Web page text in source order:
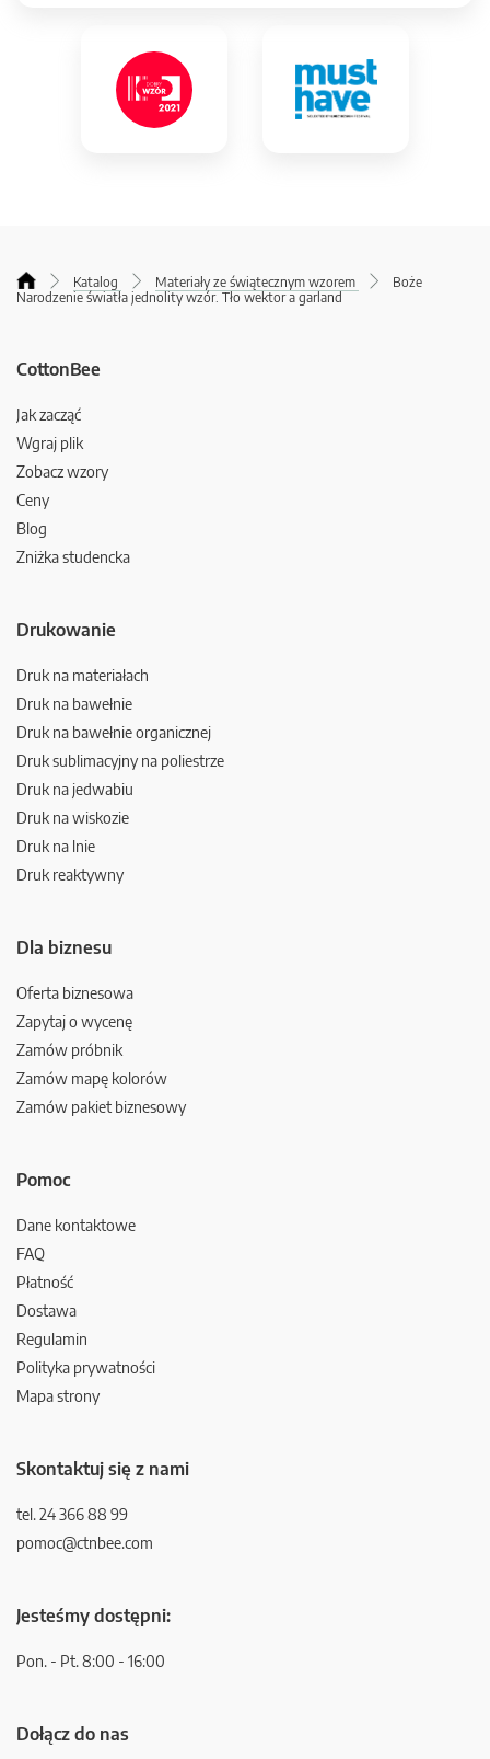
Katalog Materiały ze świątecznym wzorem
Boże
Narodzenie światła jednolity wzór. Tło wektor a garland
CottonBee
Jak zacząć
Wgraj plik
Zobacz wzory
Ceny
Blog
Zniżka studencka
Drukowanie
Druk na materiałach
Druk na bawełnie
Druk na bawełnie organicznej
Druk sublimacyjny na poliestrze
Druk na jedwabiu
Druk na wiskozie
Druk na lnie
Druk reaktywny
Dla biznesu
Oferta biznesowa
Zapytaj o wycenę
Zamów próbnik
Zamów mapę kolorów
Zamów pakiet biznesowy
Pomoc
Dane kontaktowe
FAQ
Płatność
Dostawa
Regulamin
Polityka prywatności
Mapa strony
Skontaktuj się z nami
tel. 24 366 88 99
pomoc@ctnbee.com
Jesteśmy dostępni:
Pon. - Pt. 8:00 - 16:00
Dołącz do nas